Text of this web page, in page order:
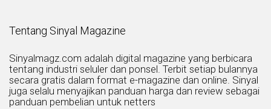
Tentang Sinyal Magazine
Sinyalmagz.com adalah digital magazine yang berbicara
tentang industri seluler dan ponsel. Terbit setiap bulannya
secara gratis dalam format e-magazine dan online. Sinyal
juga selalu menyajikan panduan harga dan review sebagai
panduan pembelian untuk netters